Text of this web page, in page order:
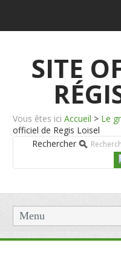
SITE
Vous êtes ici Accueil > Le
officiel de Regis Loisel
Rechercher
Menu